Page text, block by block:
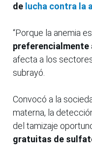
de lucha contra la
“Porque la anemia
preferencialmente
afecta a los
subrayó.
Convocó a la
materna, la
del tamizaje
gratuitas de